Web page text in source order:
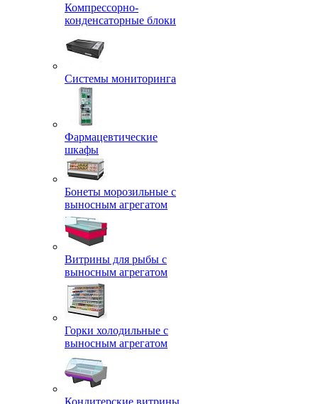
Компрессорно-
конденсаторные блоки
Системы мониторинга
Фармацевтические
шкафы
Бонеты морозильные с
выносным агрегатом
Витрины для рыбы с
выносным агрегатом
Горки холодильные с
выносным агрегатом
Кондитерские витрины